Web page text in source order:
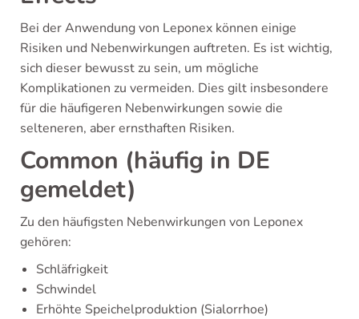
Bei der Anwendung von Leponex können einige
Risiken und Nebenwirkungen auftreten. Es ist wichtig,
sich dieser bewusst zu sein, um mögliche
Komplikationen zu vermeiden. Dies gilt insbesondere
für die häufigeren Nebenwirkungen sowie die
selteneren, aber ernsthaften Risiken.
Common (häufig in DE
gemeldet)
Zu den häufigsten Nebenwirkungen von Leponex
gehören:
Schläfrigkeit
Schwindel
Erhöhte Speichelproduktion (Sialorrhoe)